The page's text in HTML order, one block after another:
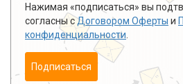
Нажимая «подписаться» вы
согласны сДоговором Оферты и
конфиденциальности
Подписаться